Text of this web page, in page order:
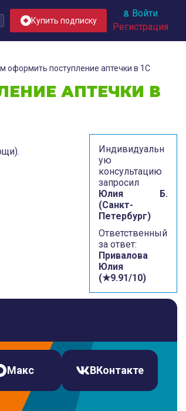
Купить подписку
Войти
Регистрация
оформить поступление аптечки в 1С
АПТЕЧКИ В
Индивидуальн
ую
консультацию
запросил
Юлия Б.
(Санкт-
Петербург)
Ответственный
за ответ:
Привалова
Юлия
(★9.91/10)
Макс ВКонтакте